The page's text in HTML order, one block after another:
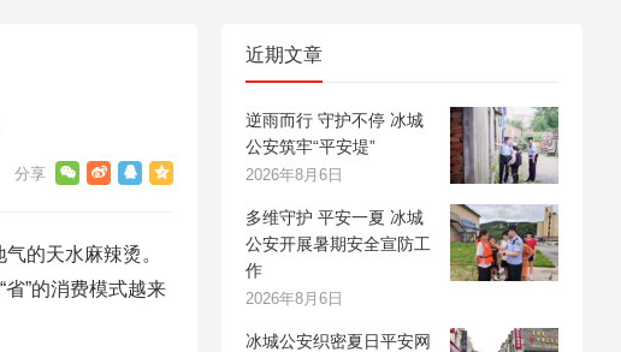
的天水麻辣烫。
”的消费模式越来
近期文章
逆雨而行 守护不停 冰城
公安筑牢“平安堤”
2026年8月6日
多维守护 平安一夏 冰城
公安开展暑期安全宣防工
作
2026年8月6日
冰城公安织密夏日平安网